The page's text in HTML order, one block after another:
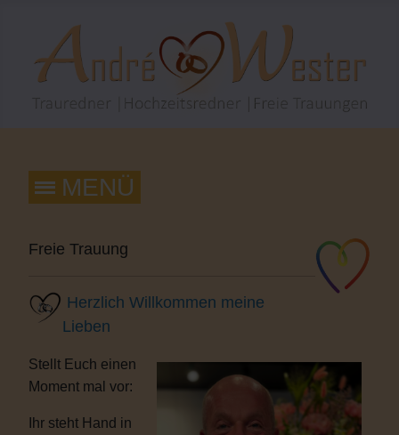
Freie Trauung
Herzlich Willkommen meine
Lieben
Stellt Euch einen
Moment mal vor:
Ihr steht Hand in